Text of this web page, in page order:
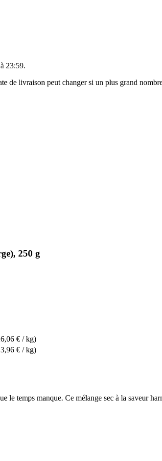
23:59.
de livraison peut changer si un plus grand
250 g
€ / kg)
€ / kg)
le temps manque. Ce mélange sec à la saveur